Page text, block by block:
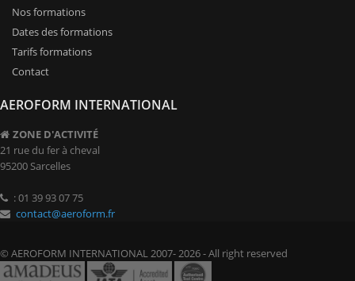
Nos formations
Dates des formations
Tarifs formations
Contact
AEROFORM INTERNATIONAL
ZONE D'ACTIVITÉ
21 rue du fer à cheval
95200 Sarcelles
: 01 39 93 07 75
contact@aeroform.fr
© AEROFORM INTERNATIONAL 2007- 2026 - All right reserved